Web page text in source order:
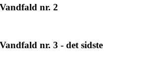
Vandfald nr. 2
Vandfald nr. 3 - det sidste